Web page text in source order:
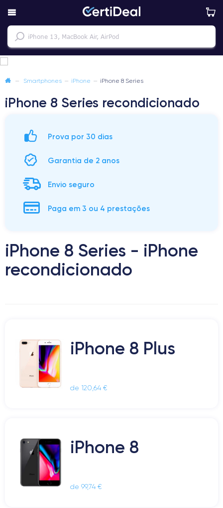
— Smartphones — iPhone — iPhone 8 Series
iPhone 8 Series recondicionado
Prova por 30 dias
Garantia de 2 anos
Envio seguro
Paga em 3 ou 4 prestações
iPhone 8 Series - iPhone
recondicionado
iPhone 8 Plus
de 120,64 €
iPhone 8
de 99,74 €